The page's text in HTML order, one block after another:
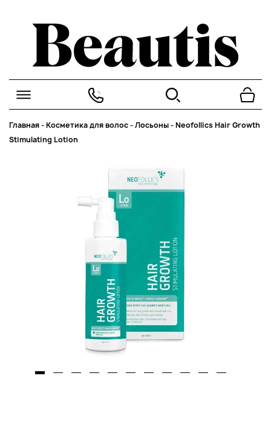
Главная-Косметика для волос-Лосьоны-Neofollics Hair Growth
Stimulating Lotion